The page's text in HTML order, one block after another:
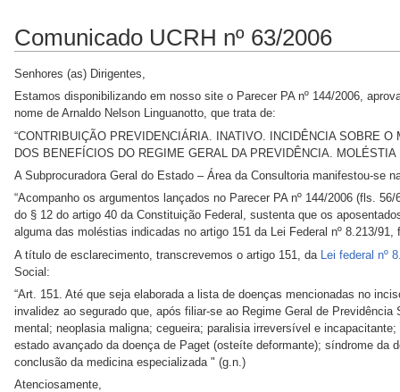
Comunicado UCRH nº 63/2006
Senhores (as) Dirigentes,
Estamos disponibilizando em nosso site o Parecer PA nº 144/2006,
nome de Arnaldo Nelson Linguanotto, que trata de:
“CONTRIBUIÇÃO PREVIDENCIÁRIA. INATIVO. INCIDÊNCIA SOBRE
DOS BENEFÍCIOS DO REGIME GERAL DA PREVIDÊNCIA. MOLÉSTIA
A Subprocuradora Geral do Estado – Área da Consultoria manifestou-se
“Acompanho os argumentos lançados no Parecer PA nº 144/2006 (fls.
do § 12 do artigo 40 da Constituição Federal, sustenta que os
alguma das moléstias indicadas no artigo 151 da Lei Federal nº 8.213/
A título de esclarecimento, transcrevemos o artigo 151, da Lei federal nº
Social:
“Art. 151. Até que seja elaborada a lista de doenças mencionadas no
invalidez ao segurado que, após filiar-se ao Regime Geral de
mental; neoplasia maligna; cegueira; paralisia irreversível e
estado avançado da doença de Paget (osteíte deformante); síndrome
conclusão da medicina especializada " (g.n.)
Atenciosamente,